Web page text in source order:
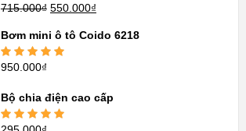
Được xếp
sao
715.000₫ 550.000₫
Bơm mini ô tô Coido 6218
Được xếp
950.000₫
Bộ chia điện cao cấp